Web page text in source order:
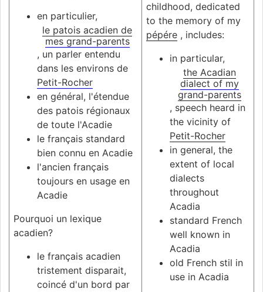
en particulier,
le patois acadien de
mes grand-parents
, un parler entendu
dans les environs de
Petit-Rocher
en général, l'étendue
des patois régionaux
de toute l'Acadie
le français standard
bien connu en Acadie
l'ancien français
toujours en usage en
Acadie
Pourquoi un lexique
acadien?
le français acadien
tristement disparait,
coincé d'un bord par
childhood, dedicated
to the memory of my
pépére , includes:
in particular,
the Acadian
dialect of my
grand-parents
, speech heard in
the vicinity of
Petit-Rocher
in general, the
extent of local
dialects
throughout
Acadia
standard French
well known in
Acadia
old French stil in
use in Acadia